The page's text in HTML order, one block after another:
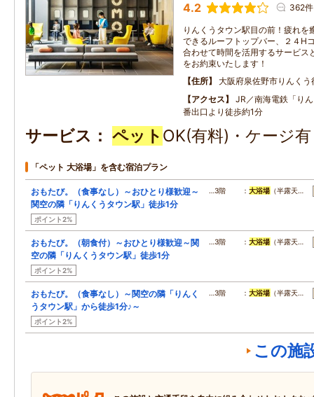
4.2 362件
りんくうタウン駅目の前！疲れを
できるルーフトップバー、２４H
合わせて時間を活用するサービス
をお約束いたします！
住所
大阪府泉佐野市りんく
アクセス
JR／南海電鉄「り
番出口より徒歩約1分
サービス ペット OK(有料)・ケージ
「ペット 大浴場」を含む宿泊プラン
おもたび。（食事なし）～おひとり様歓迎～
関空の隣「りんくうタウン駅」徒歩1分
ポイント2%
…3階 ：大浴場 （半露天…
おもたび。（朝食付）～おひとり様歓迎～関
空の隣「りんくうタウン駅」徒歩1分
ポイント2%
…3階 ：大浴場 （半露天…
おもたび。（食事なし）～関空の隣「りんく
うタウン駅」から徒歩1分♪～
ポイント2%
…3階 ：大浴場 （半露天…
この施